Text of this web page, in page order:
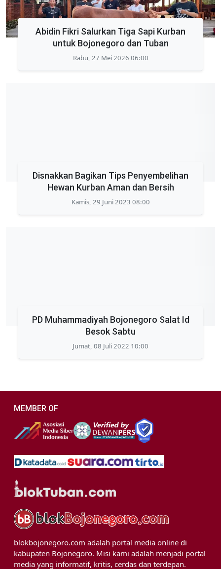
Abidin Fikri Salurkan Tiga Sapi Kurban
untuk Bojonegoro dan Tuban
Rabu, 27 Mei 2026 06:00
Disnakkan Bagikan Tips Penyembelihan
Hewan Kurban Aman dan Bersih
Kamis, 29 Juni 2023 08:00
PD Muhammadiyah Bojonegoro Salat Id
Besok Sabtu
Jumat, 08 Juli 2022 10:00
MEMBER OF
blokbojonegoro.com adalah portal media online di
kabupaten Bojonegoro. Misi kami adalah menjadi portal
media yang informatif, kritis, cerdas dan terdepan.